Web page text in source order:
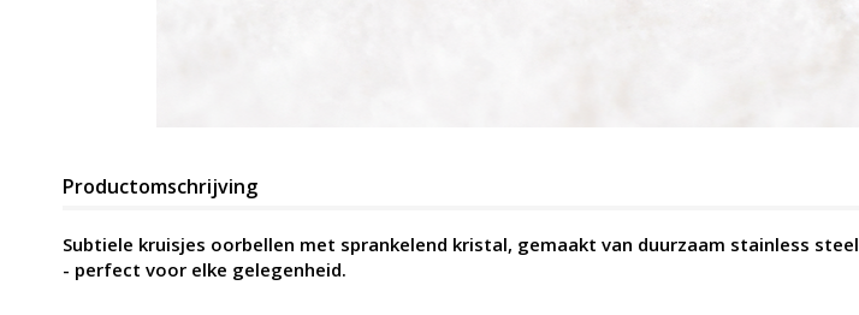
Productomschrijving
Subtiele kruisjes oorbellen met sprankelend kristal, gemaakt van duurzaam stainless steel
- perfect voor elke gelegenheid.